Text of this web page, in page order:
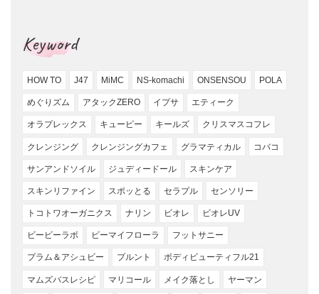
Keyword
HOW TO J47 MiMC NS-komachi ONSENSOU POLA
めぐりズム アタックZERO イプサ エティーク
オラプレックス キューピー キールズ クリスマスコフレ
クレンジング クレンジングカフェ グラマティカル コバコ
サンアンドソイル ジュディードール スキンケア
スキンリファイン スポッとる セラプル センソリー
トコトワオーガニクス ナリン ビオレ ビオレUV
ビービーラボ ビーマイフローラ フットサニー
プラム＆アシュビー プルント ボディビューティフル21
マムズバスレシピ マリコール メイク落とし ヤーマン